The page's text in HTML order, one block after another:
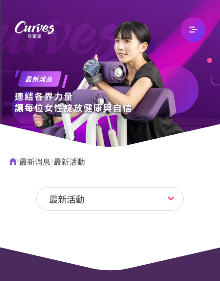
最新消息
文章專欄
自有品牌
加入我們
最新消息
連結各界力量
讓每位女性綻放健康與自信
最新消息 最新活動
最新活動